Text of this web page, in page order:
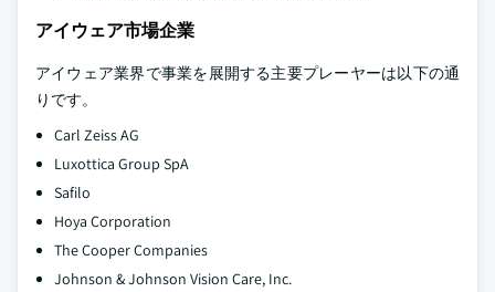
アイウェア市場企業
アイウェア業界で事業を展開する主要プレーヤーは以下の通
りです。
Carl Zeiss AG
Luxottica Group SpA
Safilo
Hoya Corporation
The Cooper Companies
Johnson & Johnson Vision Care, Inc.